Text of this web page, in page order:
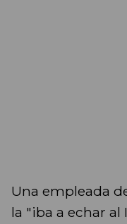
Una empleada
la "iba a echar